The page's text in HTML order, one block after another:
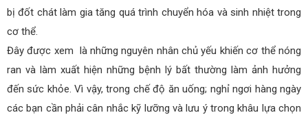
bị đốt chát làm gia tăng quá trình chuyển hóa và sinh nhiệt trong
cơ thể.
Đây được xem là những nguyên nhân chủ yếu khiến cơ thể nóng
ran và làm xuất hiện những bệnh lý bất thường làm ảnh hưởng
đến sức khỏe. Vì vậy, trong chế độ ăn uống; nghỉ ngơi hàng ngày
các bạn cần phải cân nhắc kỹ lưỡng và lưu ý trong khâu lựa chọn